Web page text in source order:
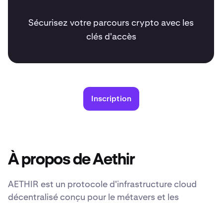
Sécurisez votre parcours crypto avec les
clés d'accès
Inscription
À propos de Aethir
AETHIR est un protocole d'infrastructure cloud
décentralisé conçu pour le métavers et les